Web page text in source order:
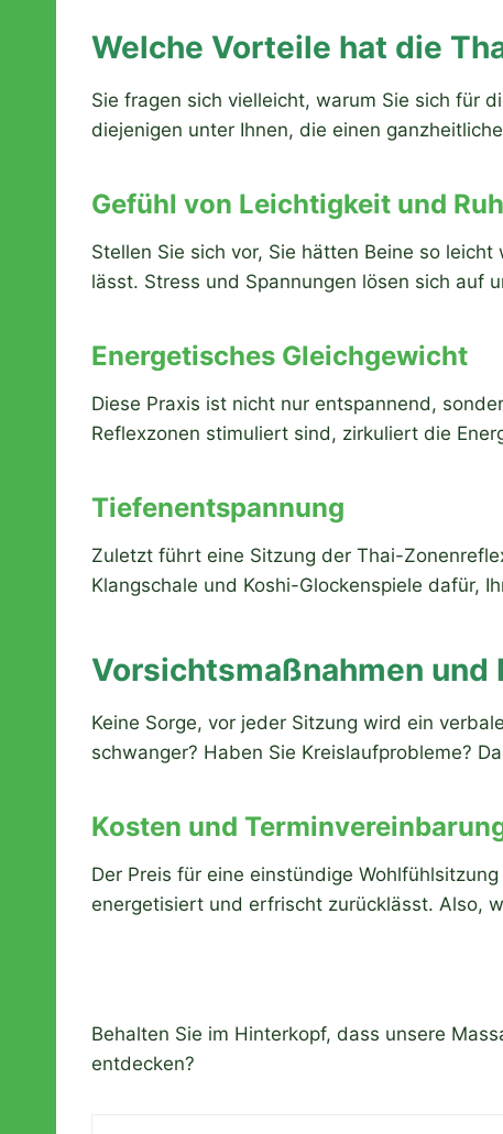
Welche Vorteile hat die
Sie fragen sich vielleicht, warum Sie sich für
diejenigen unter Ihnen, die einen
Gefühl von Leichtigkeit und
Stellen Sie sich vor, Sie hätten Beine so
lässt. Stress und Spannungen lösen sich auf
Energetisches Gleichgewicht
Diese Praxis ist nicht nur entspannend,
Reflexzonen stimuliert sind, zirkuliert die
Tiefenentspannung
Zuletzt führt eine Sitzung der Thai-
Klangschale und Koshi-Glockenspiele dafür,
Vorsichtsmaßnahmen und
Keine Sorge, vor jeder Sitzung wird ein
schwanger? Haben Sie Kreislaufprobleme?
Kosten und
Der Preis für eine einstündige
energetisiert und erfrischt zurücklässt. Also,
Behalten Sie im Hinterkopf, dass unsere
entdecken?